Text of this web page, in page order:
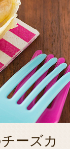
ーズカ